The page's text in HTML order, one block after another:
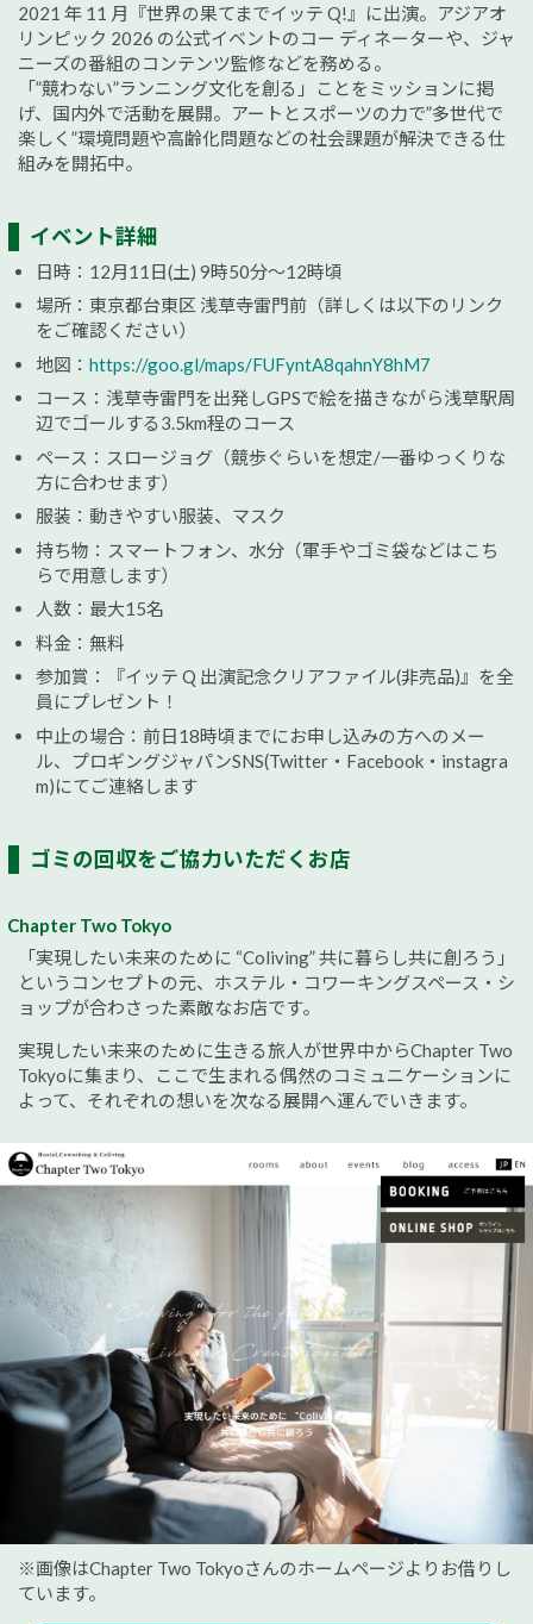
2021 年 11 月『世界の果てまでイッテ Q!』に出演。アジアオ
リンピック 2026 の公式イベントのコー ディネーターや、ジャ
ニーズの番組のコンテンツ監修などを務める。
「”競わない”ランニング文化を創る」ことをミッションに掲
げ、国内外で活動を展開。アートとスポーツの力で”多世代で
楽しく”環境問題や高齢化問題などの社会課題が解決できる仕
組みを開拓中。
イベント詳細
日時：12月11日(土) 9時50分～12時頃
場所：東京都台東区 浅草寺雷門前（詳しくは以下のリンク
をご確認ください）
地図： https://goo.gl/maps/FUFyntA8qahnY8hM7
コース：浅草寺雷門を出発しGPSで絵を描きながら浅草駅周
辺でゴールする3.5km程のコース
ペース：スロージョグ（競歩ぐらいを想定/一番ゆっくりな
方に合わせます）
服装：動きやすい服装、マスク
持ち物：スマートフォン、水分（軍手やゴミ袋などはこち
らで用意します）
人数：最大15名
料金：無料
参加賞：『イッテ Q 出演記念クリアファイル(非売品)』を全
員にプレゼント！
中止の場合：前日18時頃までにお申し込みの方へのメー
ル、プロギングジャパンSNS(Twitter・Facebook・instagra
m)にてご連絡します
ゴミの回収をご協力いただくお店
Chapter Two Tokyo
「実現したい未来のために “Coliving” 共に暮らし共に創ろう」
というコンセプトの元、ホステル・コワーキングスペース・シ
ョップが合わさった素敵なお店です。
実現したい未来のために生きる旅人が世界中からChapter Two
Tokyoに集まり、ここで生まれる偶然のコミュニケーションに
よって、それぞれの想いを次なる展開へ運んでいきます。
※画像はChapter Two Tokyoさんのホームページよりお借りし
ています。